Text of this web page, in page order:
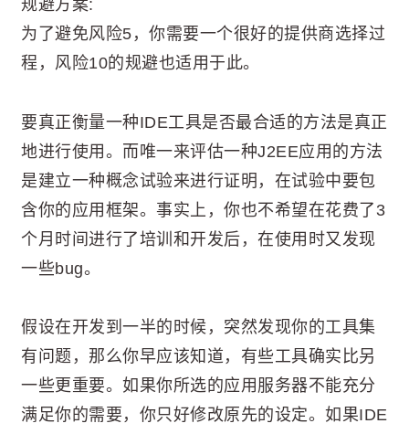
规避方案:
为了避免风险5，你需要一个很好的提供商选择过
程，风险10的规避也适用于此。
要真正衡量一种IDE工具是否最合适的方法是真正
地进行使用。而唯一来评估一种J2EE应用的方法
是建立一种概念试验来进行证明，在试验中要包
含你的应用框架。事实上，你也不希望在花费了3
个月时间进行了培训和开发后，在使用时又发现
一些bug。
假设在开发到一半的时候，突然发现你的工具集
有问题，那么你早应该知道，有些工具确实比另
一些更重要。如果你所选的应用服务器不能充分
满足你的需要，你只好修改原先的设定。如果IDE